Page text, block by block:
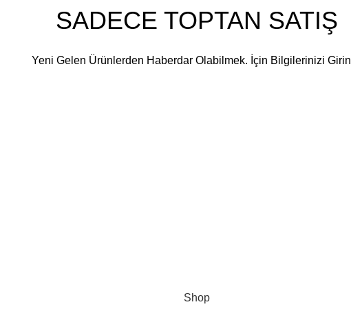
SADECE TOPTAN SATIŞ
Yeni Gelen Ürünlerden Haberdar Olabilmek. İçin Bilgilerinizi
Shop